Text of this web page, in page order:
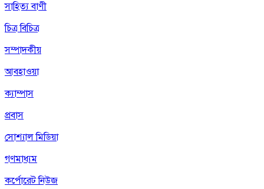
সাহিত্য বাণী
চিত্র বিচিত্র
সম্পাদকীয়
আবহাওয়া
ক্যাম্পাস
প্রবাস
সোশ্যাল মিডিয়া
গণমাধ্যম
কর্পোরেট নিউজ